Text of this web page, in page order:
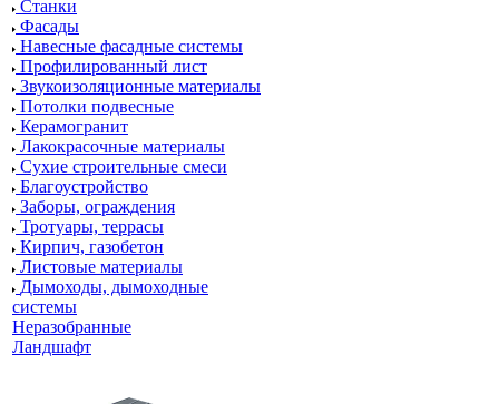
Станки
Фасады
Навесные фасадные системы
Профилированный лист
Звукоизоляционные материалы
Потолки подвесные
Керамогранит
Лакокрасочные материалы
Сухие строительные смеси
Благоустройство
Заборы, ограждения
Тротуары, террасы
Кирпич, газобетон
Листовые материалы
Дымоходы, дымоходные
системы
Неразобранные
Ландшафт